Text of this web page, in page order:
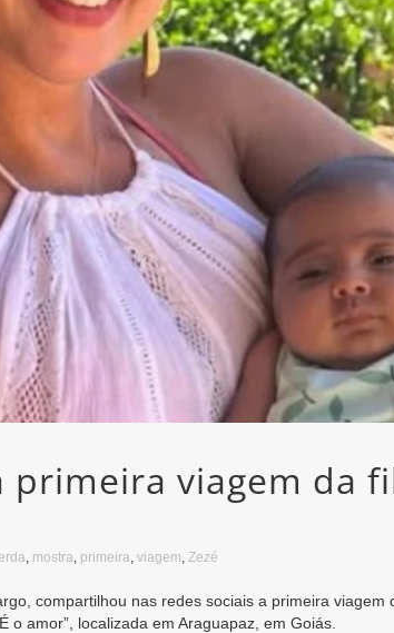
viagem da
mostra primeira viagem Zezé
compartilhou nas redes sociais a primeira
amor”, localizada em Araguapaz, em Goiás.